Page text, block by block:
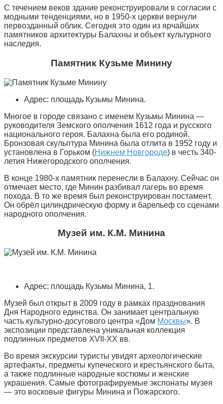
С течением веков здание реконструировали в согласии с
модными тенденциями, но в 1950-х церкви вернули
первозданный облик. Сегодня это один из ярчайших
памятников архитектуры Балахны и объект культурного
наследия.
Памятник Кузьме Минину
Адрес: площадь Кузьмы Минина.
Многое в городе связано с именем Кузьмы Минина —
руководителя Земского ополчения 1612 года и русского
национального героя. Балахна была его родиной.
Бронзовая скульптура Минина была отлита в 1952 году и
установлена в Горьком (Нижнем Новгороде) в честь 340-
летия Нижегородского ополчения.
В конце 1980-х памятник перенесли в Балахну. Сейчас он
отмечает место, где Минин разбивал лагерь во время
похода. В то же время был реконструирован постамент.
Он обрёл цилиндрическую форму и барельеф со сценами
народного ополчения.
Музей им. К.М. Минина
Адрес: площадь Кузьмы Минина, 1.
Музей был открыт в 2009 году в рамках празднования
Дня Народного единства. Он занимает центральную
часть культурно-досугового центра «Дом Москвы». В
экспозиции представлена уникальная коллекция
подлинных предметов XVII-XX вв.
Во время экскурсии туристы увидят археологические
артефакты, предметы купеческого и крестьянского быта,
а также подлинные народные костюмы и женские
украшения. Самые фотографируемые экспонаты музея
— это восковые фигуры Минина и Пожарского.